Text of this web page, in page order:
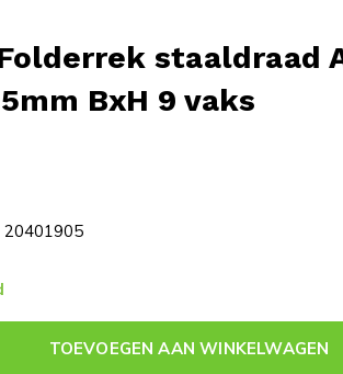
staaldraad
BxH 9 vaks
20401905
TOEVOEGEN AAN WINKELWAGEN